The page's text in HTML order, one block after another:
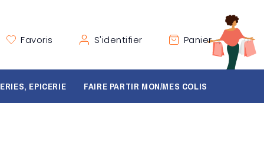
S'identifier
Favoris Panier
EPICERIE FAIRE PARTIR MON/MES COLIS